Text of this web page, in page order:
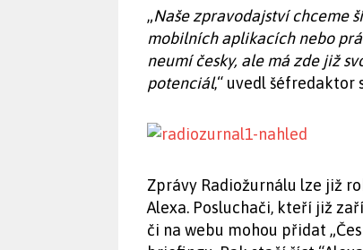
„Naše zpravodajství chceme
mobilních aplikacích nebo
neumí česky, ale má zde již
potenciál,“ uvedl šéfredaktor
Zprávy Radiožurnálu lze již
Alexa. Posluchači, kteří již
či na webu mohou přidat